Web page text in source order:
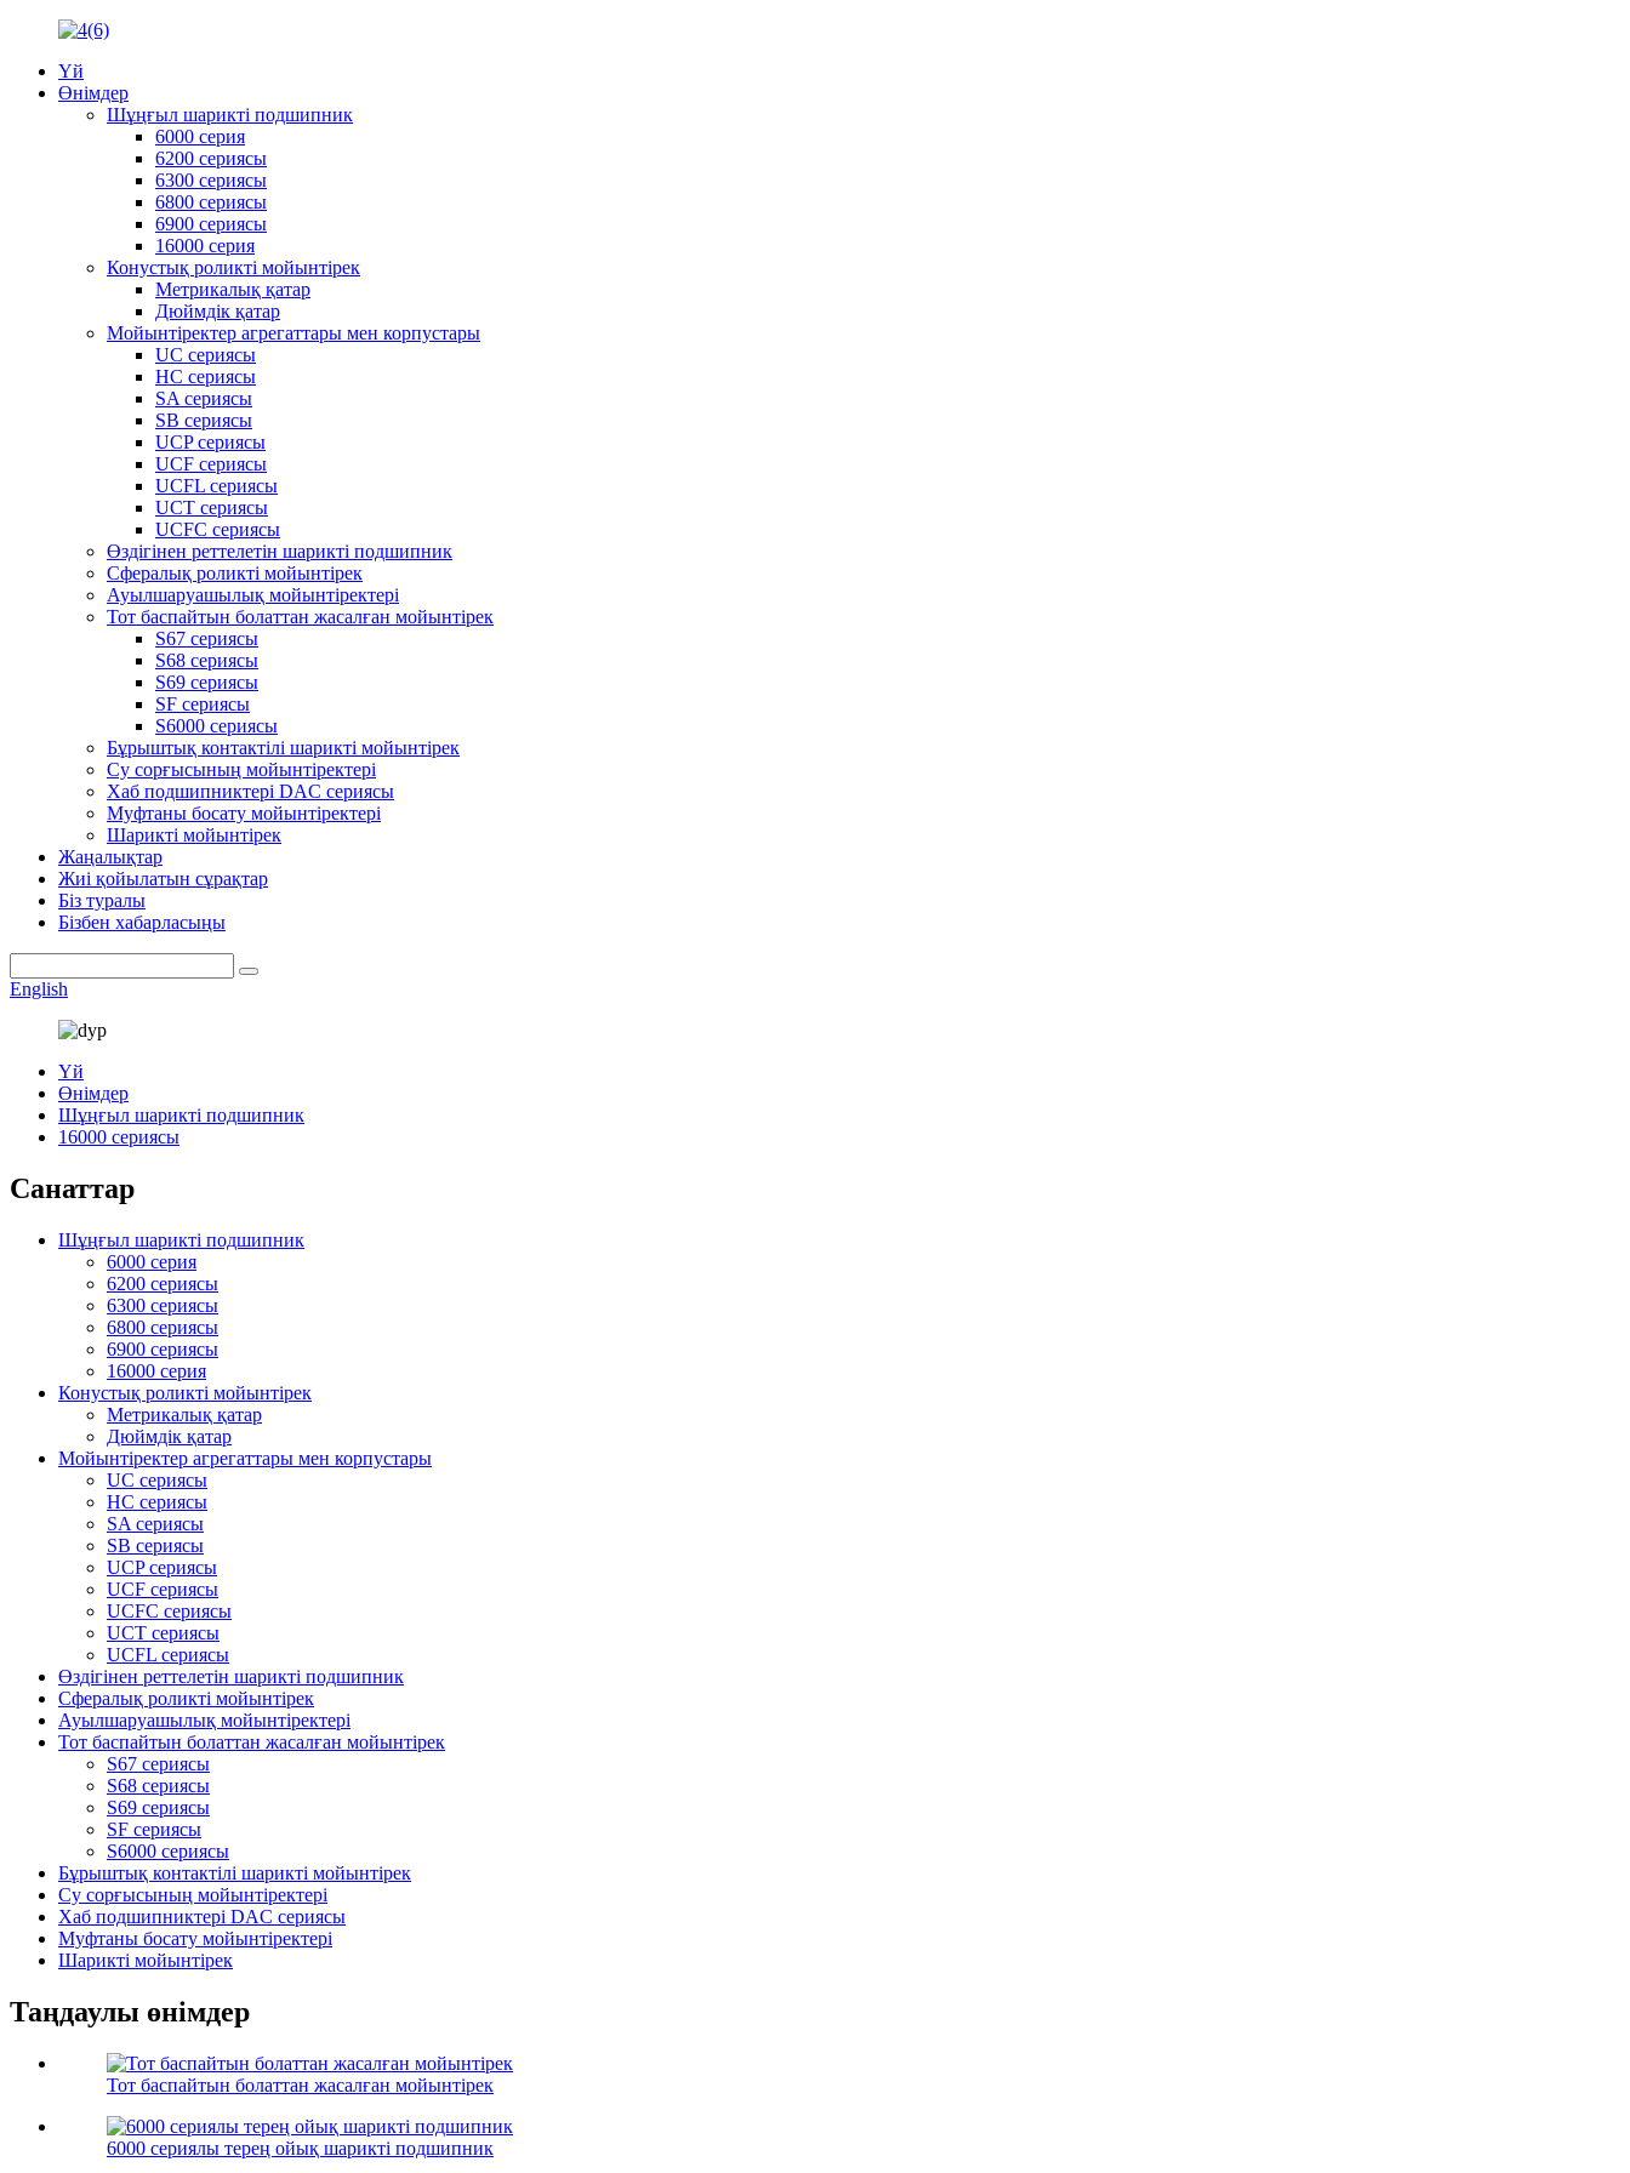
Үй
Өнімдер
Шұңғыл шарикті подшипник
6000 серия
6200 сериясы
6300 сериясы
6800 сериясы
6900 сериясы
16000 серия
Конустық роликті мойынтірек
Метрикалық қатар
Дюймдік қатар
Мойынтіректер агрегаттары мен корпустары
UC сериясы
HC сериясы
SA сериясы
SB сериясы
UCP сериясы
UCF сериясы
UCFL сериясы
UCT сериясы
UCFC сериясы
Өздігінен реттелетін шарикті подшипник
Сфералық роликті мойынтірек
Ауылшаруашылық мойынтіректері
Тот баспайтын болаттан жасалған мойынтірек
S67 сериясы
S68 сериясы
S69 сериясы
SF сериясы
S6000 сериясы
Бұрыштық контактілі шарикті мойынтірек
Су сорғысының мойынтіректері
Хаб подшипниктері DAC сериясы
Муфтаны босату мойынтіректері
Шарикті мойынтірек
Жаңалықтар
Жиі қойылатын сұрақтар
Біз туралы
Бізбен хабарласыңы
English
Үй
Өнімдер
Шұңғыл шарикті подшипник
16000 сериясы
Санаттар
Шұңғыл шарикті подшипник
6000 серия
6200 сериясы
6300 сериясы
6800 сериясы
6900 сериясы
16000 серия
Конустық роликті мойынтірек
Метрикалық қатар
Дюймдік қатар
Мойынтіректер агрегаттары мен корпустары
UC сериясы
HC сериясы
SA сериясы
SB сериясы
UCP сериясы
UCF сериясы
UCFC сериясы
UCT сериясы
UCFL сериясы
Өздігінен реттелетін шарикті подшипник
Сфералық роликті мойынтірек
Ауылшаруашылық мойынтіректері
Тот баспайтын болаттан жасалған мойынтірек
S67 сериясы
S68 сериясы
S69 сериясы
SF сериясы
S6000 сериясы
Бұрыштық контактілі шарикті мойынтірек
Су сорғысының мойынтіректері
Хаб подшипниктері DAC сериясы
Муфтаны босату мойынтіректері
Шарикті мойынтірек
Таңдаулы өнімдер
Тот баспайтын болаттан жасалған мойынтірек
6000 сериялы терең ойық шарикті подшипник